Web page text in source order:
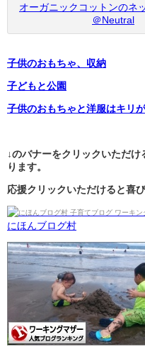
オーガニックコットンのネ
＠Neutral
子供のおもちゃ、収納
子どもと公園
子供のおもちゃと洋服はキリが
↓のバナーをクリックいただ
ります。
応援クリックいただけると喜び
にほんブログ村